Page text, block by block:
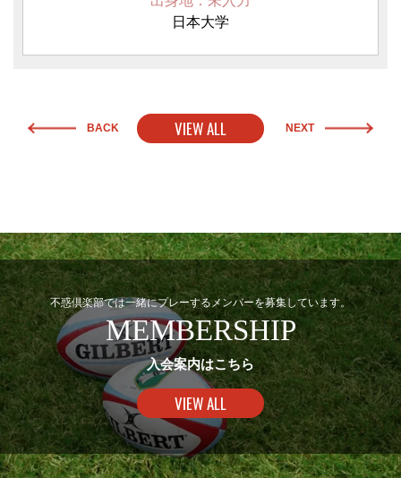
日本大学
BACK VIEW ALL NEXT
不惑倶楽部では一緒にプレーするメンバーを募集しています。
MEMBERSHIP
入会案内はこちら
VIEW ALL